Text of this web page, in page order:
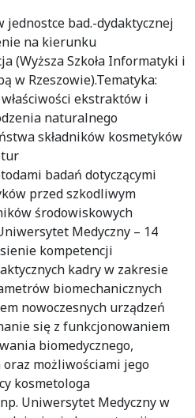
jednostce bad.-dydaktycznej
na kierunku
(Wyższa Szkoła Informatyki i
w Rzeszowie).Tematyka:
ekstraktów i
naturalnego
składników kosmetyków
badań dotyczącymi
przed szkodliwym
środowiskowych
Medyczny – 14
kompetencji
kadry w zakresie
biomechanicznych
nowoczesnych urządzeń
się z funkcjonowaniem
biomedycznego,
możliwościami jego
kosmetologa
Uniwersytet Medyczny w